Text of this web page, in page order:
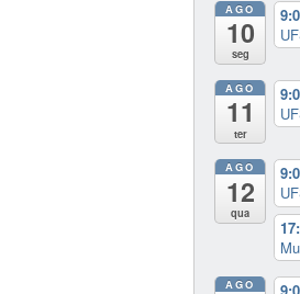
AGO
10
seg
AGO
11
ter
AGO
12
qua
AGO